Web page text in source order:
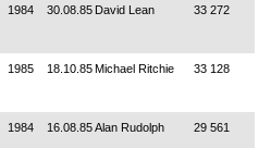
1984 30.08.85 David Lean 33 272
1985 18.10.85Michael Ritchie 33 128
1984 16.08.85Alan Rudolph 29 561